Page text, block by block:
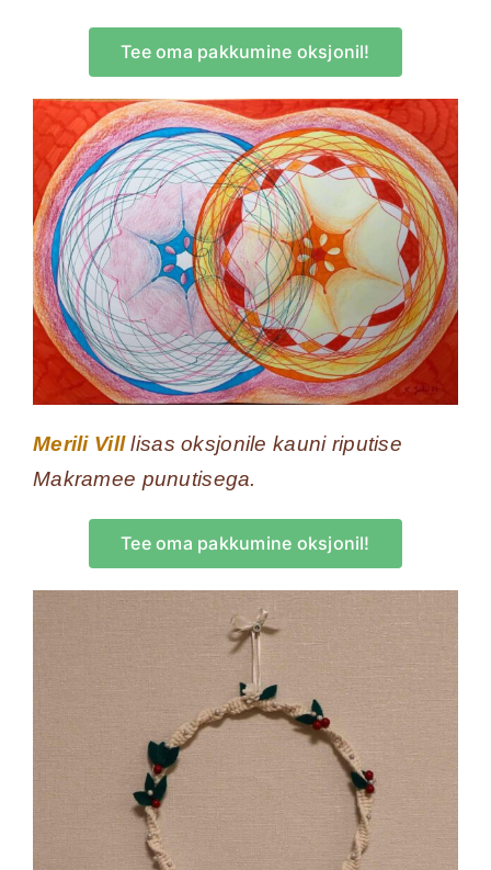
Tee oma pakkumine oksjonil!
Merili Villlisas oksjonile kauni riputise
Makramee punutisega.
Tee oma pakkumine oksjonil!